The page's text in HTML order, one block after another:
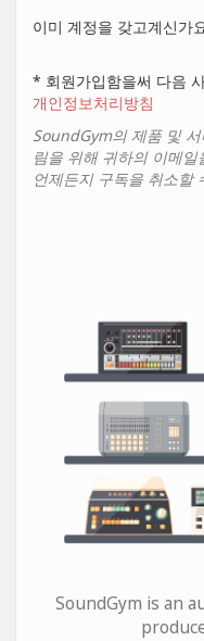
이미 계정을 갖고계신가
* 회원가입함을써 다음
개인정보처리방침
SoundGym의 제품 및
림을 위해 귀하의 이메
언제든지 구독을 취소할
SoundGym is an